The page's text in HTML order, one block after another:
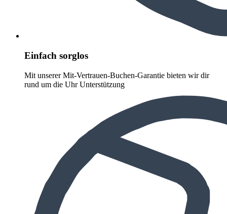
Einfach sorglos
Mit unserer Mit-Vertrauen-Buchen-Garantie bieten wir dir
rund um die Uhr Unterstützung